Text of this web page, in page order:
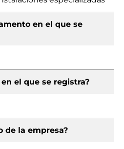
en el que se
el que se registra?
de la empresa?